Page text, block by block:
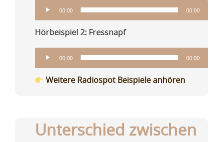
Audio-
Player
00:00 00:00
Hörbeispiel 2: Fressnapf
Audio-
Player
00:00 00:00
Weitere Radiospot Beispiele anhören
Unterschied zwischen